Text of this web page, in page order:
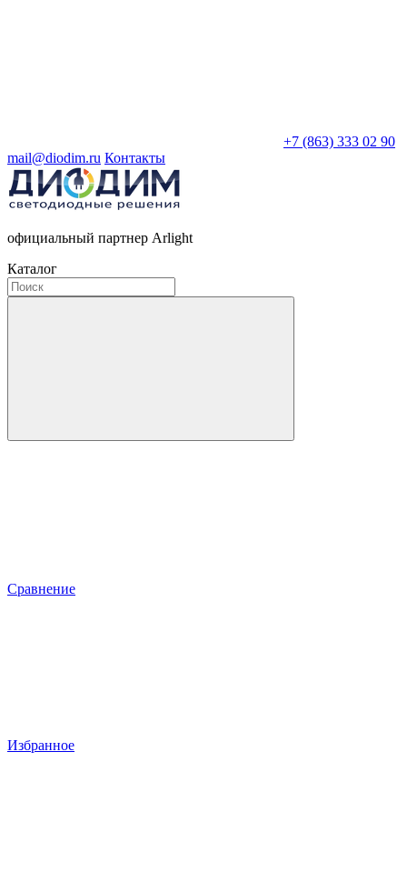
+7 (863) 333 02 90
mail@diodim.ru Контакты
официальный партнер Arlight
Каталог
Сравнение
Избранное